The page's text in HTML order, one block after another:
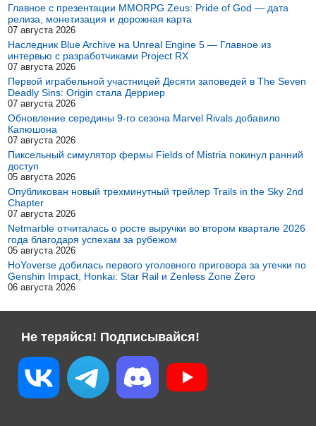
Главное с презентации MMORPG Zeus: Pride of God — дата
релиза, монетизация и дорожная карта
07 августа 2026
Наследник Blue Archive на Unreal Engine 5 — Главное из
интервью с разработчиками Project RX
07 августа 2026
Первой играбельной участницей Десяти заповедей в The Seven
Deadly Sins: Origin стала Дерриер
07 августа 2026
Обновление середины 9-го сезона Marvel Rivals добавило
Капюшона
07 августа 2026
Пиксельный симулятор фермы Fields of Mistria покинул ранний
доступ
05 августа 2026
Опубликован новый трехминутный трейлер Trails in the Sky 2nd
Chapter
07 августа 2026
Netmarble отчиталась о росте выручки во втором квартале 2026
года благодаря успехам за рубежом
05 августа 2026
HoYoverse добилась первого уголовного приговора за утечки по
Genshin Impact, Honkai: Star Rail и Zenless Zone Zero
06 августа 2026
Не теряйся! Подписывайся!